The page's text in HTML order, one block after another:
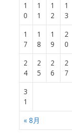
« 8月
1
0
1
1
1
2
1
3
1
7
1
8
1
9
2
0
2
4
2
5
2
6
2
7
3
1